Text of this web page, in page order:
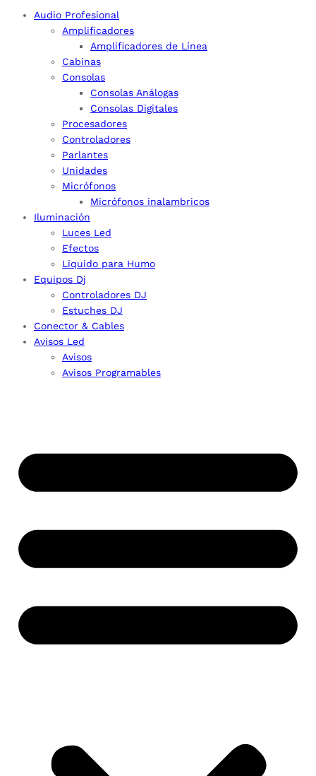
Audio Profesional
Amplificadores
Amplificadores de Línea
Cabinas
Consolas
Consolas Análogas
Consolas Digitales
Procesadores
Controladores
Parlantes
Unidades
Micrófonos
Micrófonos inalambricos
Iluminación
Luces Led
Efectos
Liquido para Humo
Equipos Dj
Controladores DJ
Estuches DJ
Conector & Cables
Avisos Led
Avisos
Avisos Programables